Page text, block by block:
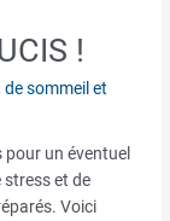
!
sommeil et
un éventuel
stress et de
Voici